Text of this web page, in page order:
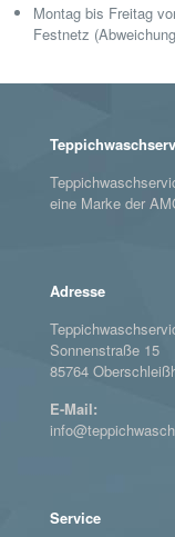
Montag bis Freitag
Festnetz
eine Marke der
Adresse
Sonnenstraße 15
85764
E-Mail:
Service